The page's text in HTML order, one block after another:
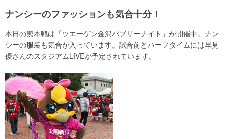
ナンシーのファッションも気合十分！
本日の熊本戦は「ツエーゲン金沢バブリーナイト」が開催中。ナン
シーの服装も気合が入っています。試合前とハーフタイムには早見
優さんのスタジアムLIVEが予定されています。